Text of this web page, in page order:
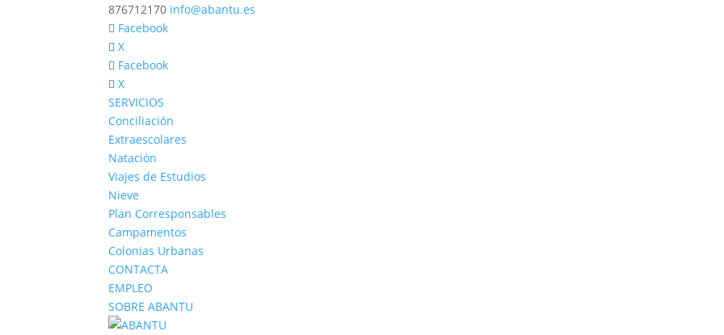
876712170 info@abantu.es
Facebook
X
Facebook
X
SERVICIOS
Conciliación
Extraescolares
Natación
Viajes de Estudios
Nieve
Plan Corresponsables
Campamentos
Colonias Urbanas
CONTACTA
EMPLEO
SOBRE ABANTU